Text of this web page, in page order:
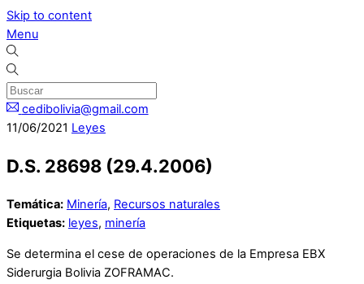
Skip to content
Menu
cedibolivia@gmail.com
11/06/2021 Leyes
D.S. 28698 (29.4.2006)
Temática: Minería, Recursos naturales
Etiquetas: leyes, minería
Se determina el cese de operaciones de la Empresa EBX
Siderurgia Bolivia ZOFRAMAC.